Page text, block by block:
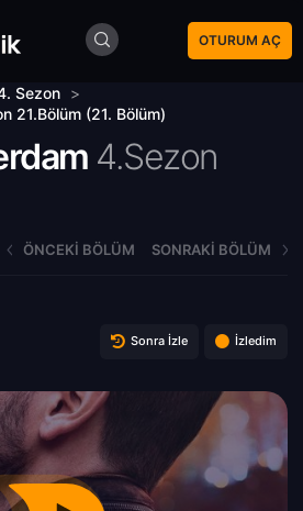
OTURUM AÇ
Sezon >
21.Bölüm (21. Bölüm)
4.Sezon
ÖNCEKI BÖLÜM SONRAKI BÖLÜM
Sonra İzle İzledim